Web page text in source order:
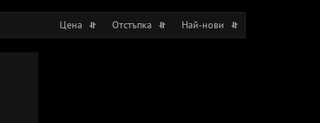
Цена Отстъпка Най-нови